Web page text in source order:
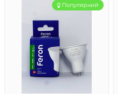
Популярний